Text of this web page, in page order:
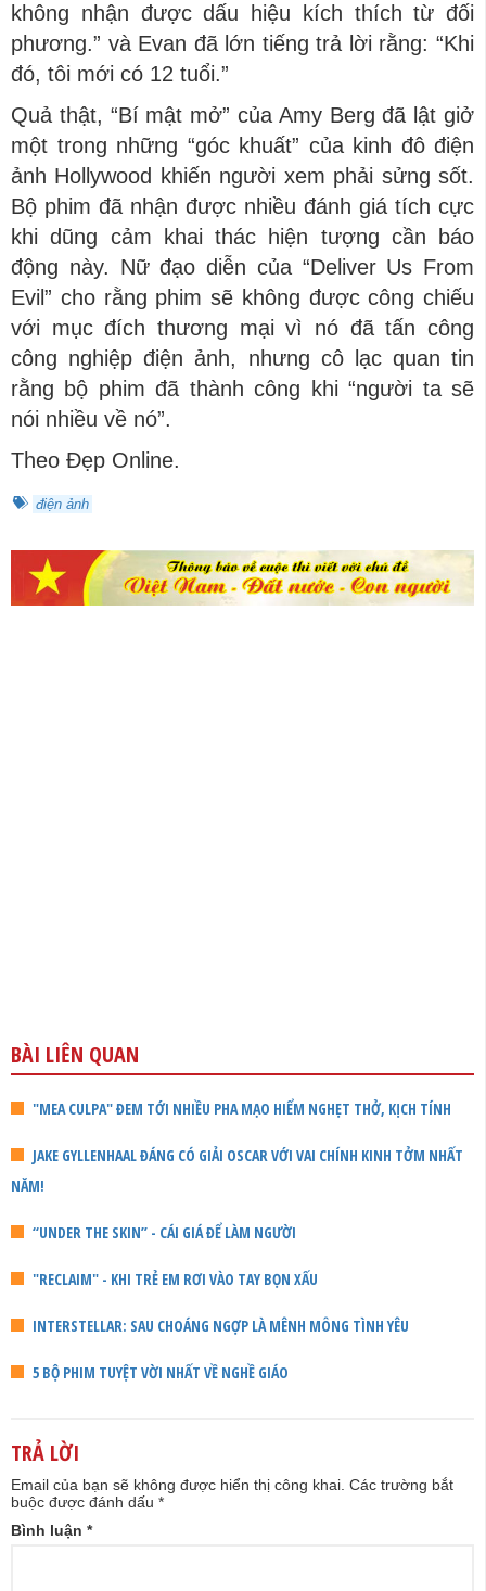
không nhận được dấu hiệu kích thích từ đối
phương.” và Evan đã lớn tiếng trả lời rằng: “Khi
đó, tôi mới có 12 tuổi.”
Quả thật, “Bí mật mở” của Amy Berg đã lật giở
một trong những “góc khuất” của kinh đô điện
ảnh Hollywood khiến người xem phải sửng sốt.
Bộ phim đã nhận được nhiều đánh giá tích cực
khi dũng cảm khai thác hiện tượng cần báo
động này. Nữ đạo diễn của “Deliver Us From
Evil” cho rằng phim sẽ không được công chiếu
với mục đích thương mại vì nó đã tấn công
công nghiệp điện ảnh, nhưng cô lạc quan tin
rằng bộ phim đã thành công khi “người ta sẽ
nói nhiều về nó”.
Theo Đẹp Online.
điện ảnh
BÀI LIÊN QUAN
"MEA CULPA" ĐEM TỚI NHIỀU PHA MẠO HIỂM NGHẸT THỞ, KỊCH TÍNH
JAKE GYLLENHAAL ĐÁNG CÓ GIẢI OSCAR VỚI VAI CHÍNH KINH TỞM NHẤT
NĂM!
“UNDER THE SKIN” - CÁI GIÁ ĐỂ LÀM NGƯỜI
"RECLAIM" - KHI TRẺ EM RƠI VÀO TAY BỌN XẤU
INTERSTELLAR: SAU CHOÁNG NGỢP LÀ MÊNH MÔNG TÌNH YÊU
5 BỘ PHIM TUYỆT VỜI NHẤT VỀ NGHỀ GIÁO
TRẢ LỜI
Email của bạn sẽ không được hiển thị công khai. Các trường bắt
buộc được đánh dấu *
Bình luận *